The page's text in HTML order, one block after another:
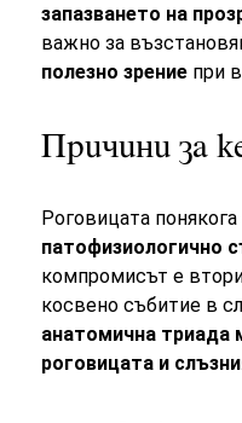
запазването на
важно за
полезно зрение при
Причини за
Роговицата
патофизиологично
компромисът е
косвено събитие в
анатомична триада
роговицата и